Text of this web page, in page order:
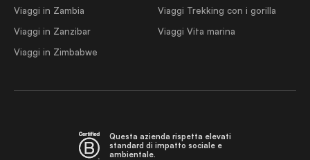
Viaggi in Zambia
Viaggi in Zanzibar
Viaggi in Zimbabwe
Viaggi Trekking con i gorilla
Viaggi Vita marina
Questa azienda rispetta elevati
standard di impatto sociale e
ambientale.